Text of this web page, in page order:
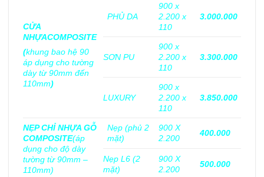
CỬA
NHỰACOMPOSITE
(khung bao hệ 90
áp dụng cho tường
dày từ 90mm đến
110mm)
PHỦ DA
900 x
2.200 x
110
3.000.000
SƠN PU
900 x
2.200 x
110
3.300.000
LUXURY
900 x
2.200 x
110
3.850.000
NẸP CHỈ NHỰA GỖ
COMPOSITE(áp
dụng cho độ dày
tường từ 90mm –
110mm)
Nẹp (phủ 2
mặt)
900 X
2.200
400.000
Nẹp L6 (2
mặt)
900 X
2.200
500.000